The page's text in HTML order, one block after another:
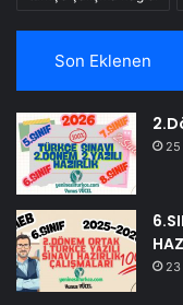
Son Eklenen
25